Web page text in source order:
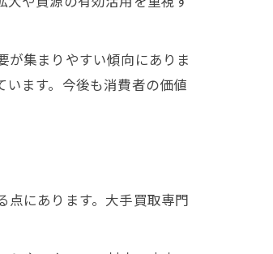
が集まりやすい傾向にありま
ます。今後も消費者の価値
点にあります。大手買取専門